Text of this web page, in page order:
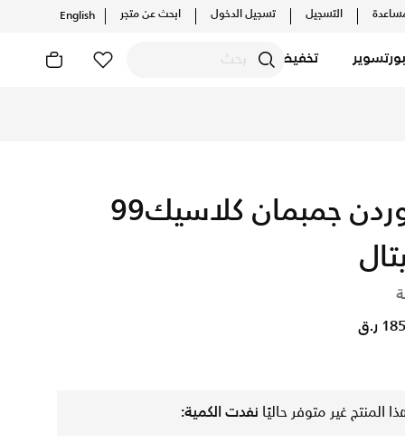
التسجيل تسجيل الدخول ابحث عن متجر English
تخفيضات
جوردن جمبمان كلاسيك99
ر.ق
المنتج غير متوفر حاليًا نفدت الكمية: